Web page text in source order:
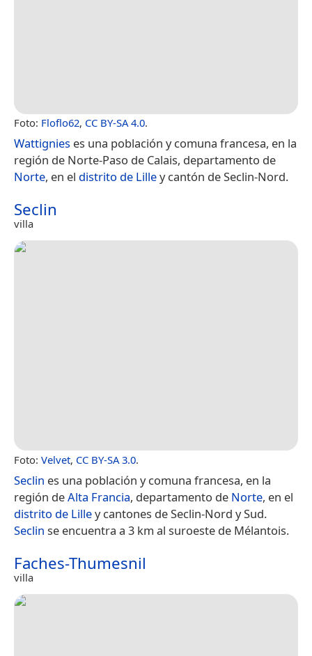
Foto: Floflo62, CC BY-SA 4.0.
Wattignies es una población y comuna francesa, en la
región de Norte-Paso de Calais, departamento de
Norte, en el distrito de Lilley cantón de Seclin-Nord.
Seclin
villa
Foto: Velvet, CC BY-SA 3.0.
Seclin es una población y comuna francesa, en la
región deAlta Francia, departamento de Norte, en el
distrito de Lilley cantones de Seclin-Nord y Sud.
Seclin se encuentra a 3 km al suroeste de Mélantois.
Faches-Thumesnil
villa